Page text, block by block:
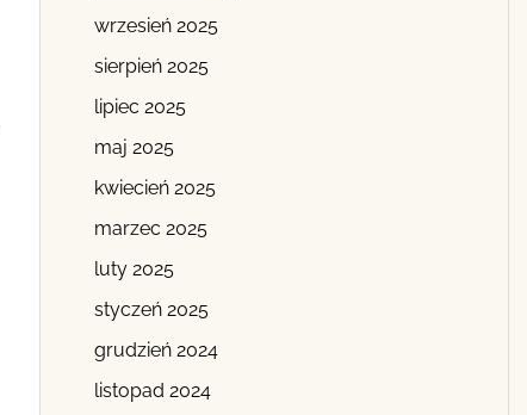
wrzesień 2025
sierpień 2025
lipiec 2025
maj 2025
kwiecień 2025
marzec 2025
luty 2025
styczeń 2025
grudzień 2024
listopad 2024